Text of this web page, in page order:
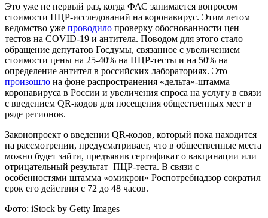
Это уже не первый раз, когда ФАС занимается вопросом
стоимости ПЦР-исследований на коронавирус. Этим летом
ведомство уже проводило проверку обоснованности цен
тестов на COVID-19 и антитела. Поводом для этого стало
обращение депутатов Госдумы, связанное с увеличением
стоимости цены на 25-40% на ПЦР-тесты и на 50% на
определение антител в российских лабораториях. Это
произошло на фоне распространения «дельта»-штамма
коронавируса в России и увеличения спроса на услугу в связи
с введением QR-кодов для посещения общественных мест в
ряде регионов.
Законопроект о введении QR-кодов, который пока находится
на рассмотрении, предусматривает, что в общественные места
можно будет зайти, предъявив сертификат о вакцинации или
отрицательный результат ПЦР-теста. В связи с
особенностями штамма «омикрон» Роспотребнадзор сократил
срок его действия с 72 до 48 часов.
Фото: iStock by Getty Images